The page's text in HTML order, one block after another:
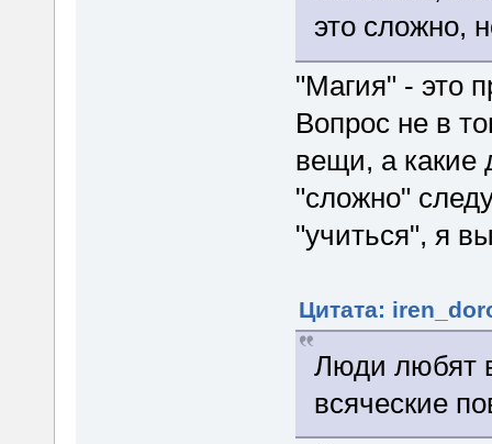
это сложно,
"Магия" - это
Вопрос не в
вещи, а какие
"сложно"
"учиться", я
Цитата:
Люди любят
всяческие